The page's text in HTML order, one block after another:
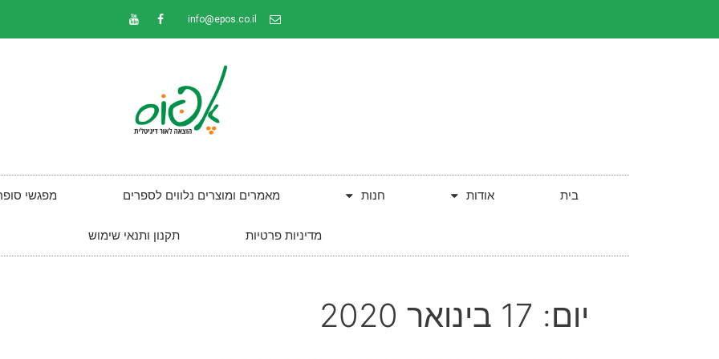
info@epos.co.il
בית אודות חנות מאמרים ומוצרים נלווים לספרים מפגשי
מדיניות פרטיות תקנון ותנאי שימוש
יום: 17 בינואר 2020